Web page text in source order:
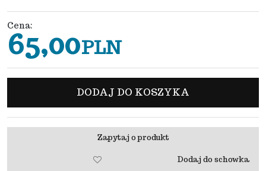
Cena:
65,00PLN
DODAJ DO KOSZYKA
Zapytaj o produkt
Dodaj do schowka